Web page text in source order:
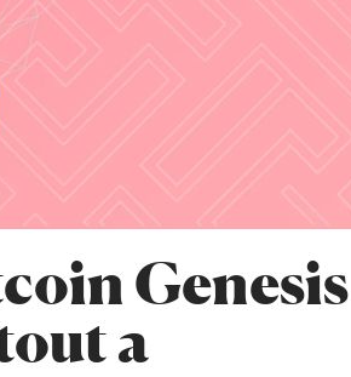
Genesis
a